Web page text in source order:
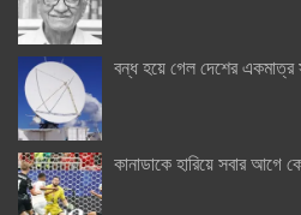
বন্ধ হয়ে গেল দেশের একমাত্র
কানাডাকে হারিয়ে সবার আগে